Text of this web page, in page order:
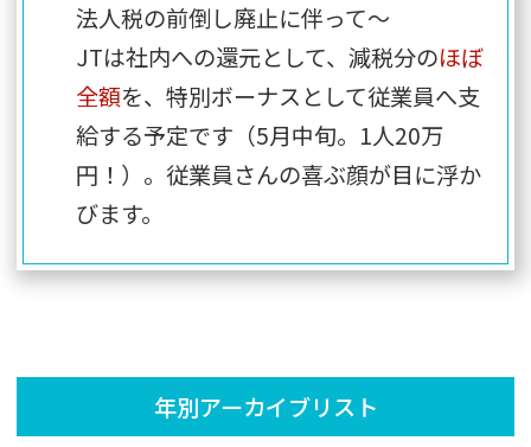
法人税の前倒し廃止に伴って～
JTは社内への還元として、減税分のほぼ
全額を、特別ボーナスとして従業員へ支
給する予定です（5月中旬。1人20万
円！）。従業員さんの喜ぶ顔が目に浮か
びます。
年別アーカイブリスト